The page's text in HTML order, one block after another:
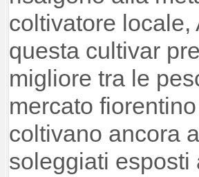
coltivatore
questa cultivar
migliore tra le
mercato
coltivano ancora
soleggiati esposti